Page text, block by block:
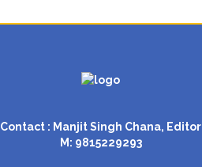
Contact : Manjit Singh Chana, Editor
M: 9815229293